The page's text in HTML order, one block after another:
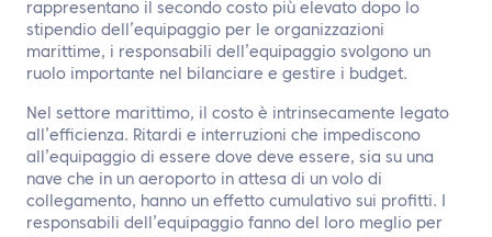
rappresentano il secondo costo più elevato dopo lo
stipendio dell’equipaggio per le organizzazioni
marittime, i responsabili dell’equipaggio svolgono un
ruolo importante nel bilanciare e gestire i budget.
Nel settore marittimo, il costo è intrinsecamente legato
all’efficienza. Ritardi e interruzioni che impediscono
all’equipaggio di essere dove deve essere, sia su una
nave che in un aeroporto in attesa di un volo di
collegamento, hanno un effetto cumulativo sui profitti. I
responsabili dell’equipaggio fanno del loro meglio per